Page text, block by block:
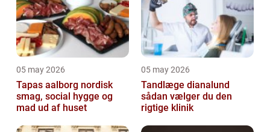
05 may 2026
Tapas aalborg nordisk
smag, social hygge og
mad ud af huset
05 may 2026
Tandlæge dianalund
sådan vælger du den
rigtige klinik